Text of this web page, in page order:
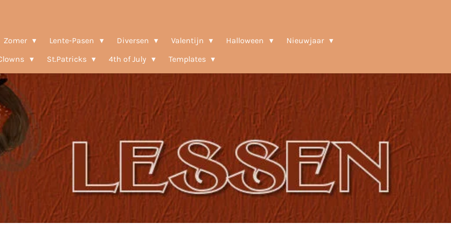
Zomer Lente-Pasen Diversen Valentijn Halloween
Nieuwjaar
St.Patricks 4th of July Templates